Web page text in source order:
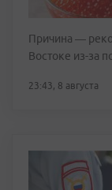
Причина —
Востоке из-за
23:43, 8 августа